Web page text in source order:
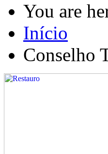
You are
Início
Conselho